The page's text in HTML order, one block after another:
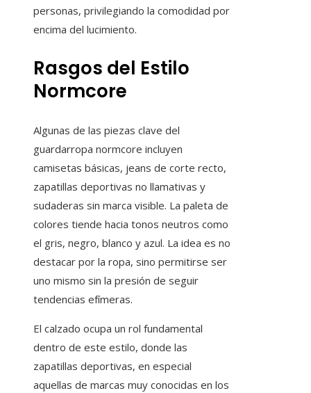
personas, privilegiando la comodidad por
encima del lucimiento.
Rasgos del Estilo
Normcore
Algunas de las piezas clave del
guardarropa normcore incluyen
camisetas básicas, jeans de corte recto,
zapatillas deportivas no llamativas y
sudaderas sin marca visible. La paleta de
colores tiende hacia tonos neutros como
el gris, negro, blanco y azul. La idea es no
destacar por la ropa, sino permitirse ser
uno mismo sin la presión de seguir
tendencias efímeras.
El calzado ocupa un rol fundamental
dentro de este estilo, donde las
zapatillas deportivas, en especial
aquellas de marcas muy conocidas en los